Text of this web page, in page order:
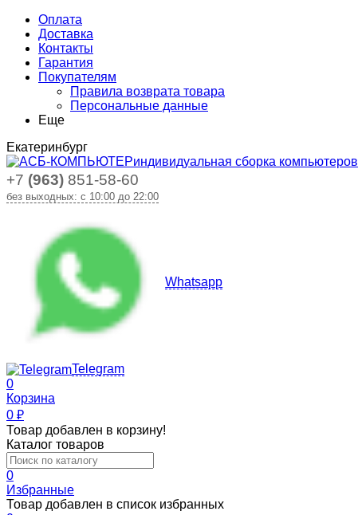
Оплата
Доставка
Контакты
Гарантия
Покупателям
Правила возврата товара
Персональные данные
Еще
Екатеринбург
индивидуальная сборка компьютеров
+7 (963) 851-58-60
без выходных: с 10:00 до 22:00
Whatsapp
Telegram
0
Корзина
0 ₽
Товар добавлен в корзину!
Каталог товаров
0
Избранные
Товар добавлен в список избранных